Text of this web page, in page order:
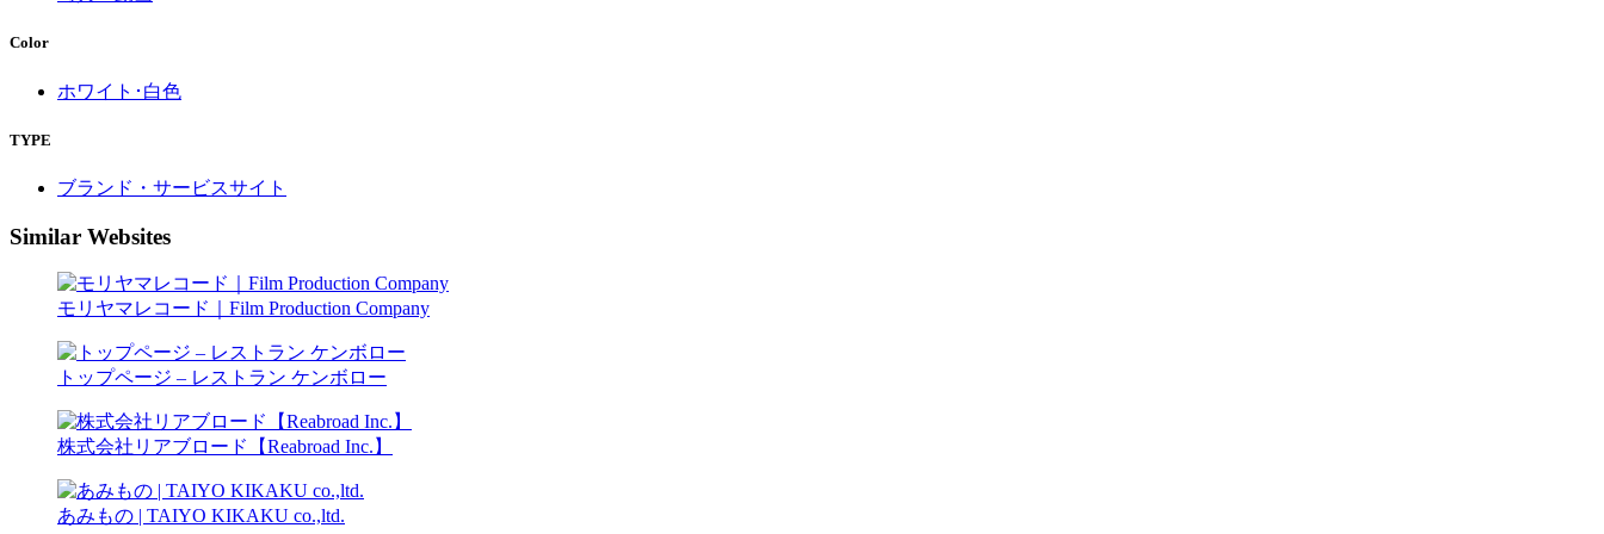
Color
ホワイト･白色
TYPE
ブランド・サービスサイト
Similar Websites
モリヤマレコード｜Film Production Company
トップページ – レストラン ケンボロー
株式会社リアブロード【Reabroad Inc.】
あみもの | TAIYO KIKAKU co.,ltd.